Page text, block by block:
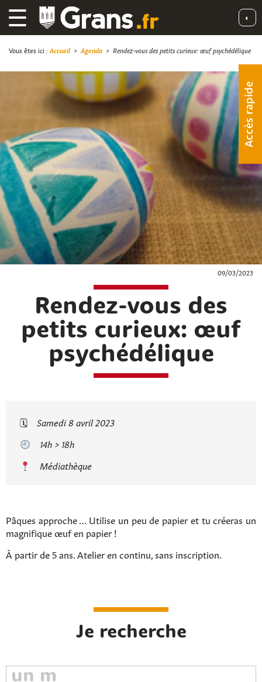
☰ ◐
Accès rapide
Vous êtes ici : Accueil> Agenda > Rendez-vous des petits curieux: œuf psychédélique
09/03/2023
Rendez-vous des
petits curieux: œuf
psychédélique
🗓
Samedi 8 avril 2023
14h > 18h
Médiathèque
Pâques approche … Utilise un peu de papier et tu créeras un
magnifique œuf en papier !
À partir de 5 ans. Atelier en continu, sans inscription.
Je recherche